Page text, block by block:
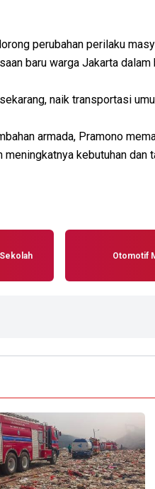
perubahan perilaku
baru warga Jakarta
naik transportasi
armada, Pramono
meningkatnya kebutuhan
Otomotif